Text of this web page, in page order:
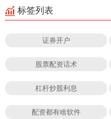
标签列表
证券开户
股票配资话术
杠杆炒股利息
配资都有啥软件